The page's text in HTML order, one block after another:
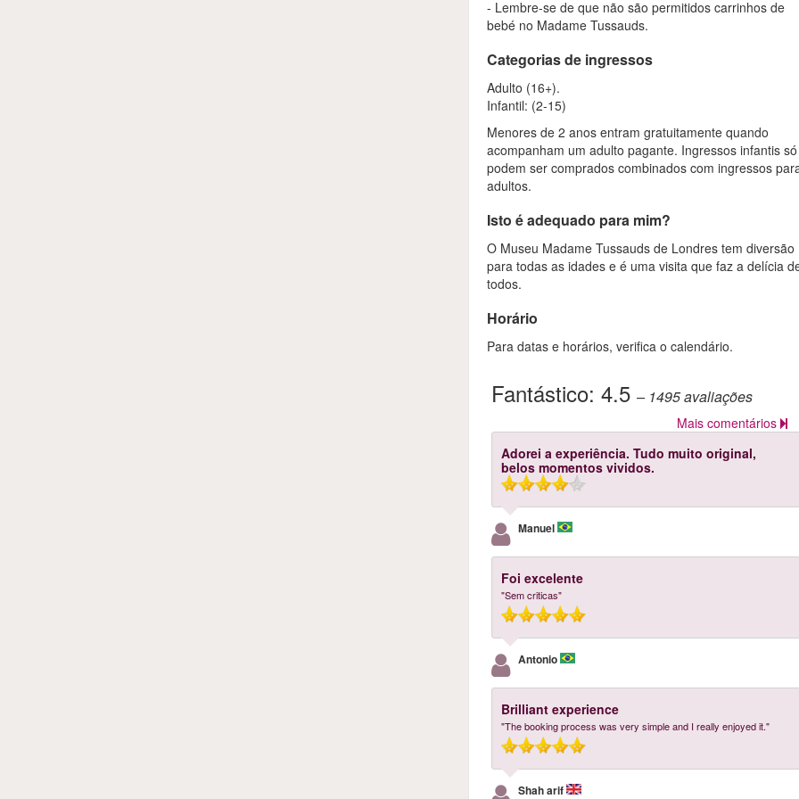
- Lembre-se de que não são permitidos carrinhos de
bebé no Madame Tussauds.
Categorias de ingressos
Adulto (16+).
Infantil: (2-15)
Menores de 2 anos entram gratuitamente quando
acompanham um adulto pagante. Ingressos infantis só
podem ser comprados combinados com ingressos
adultos.
Isto é adequado para mim?
O Museu Madame Tussauds de Londres tem diversão
para todas as idades e é uma visita que faz a delícia
todos.
Horário
Para datas e horários, verifica o calendário.
Fantástico:4.5– 1495avaliações
Mais comentários
Adorei a experiência. Tudo muito original,
belos momentos vividos.
Manuel
Foi excelente
"Sem criticas"
Antonio
Brilliant experience
"The booking process was very simple and I really enjoyed it."
Shah arif